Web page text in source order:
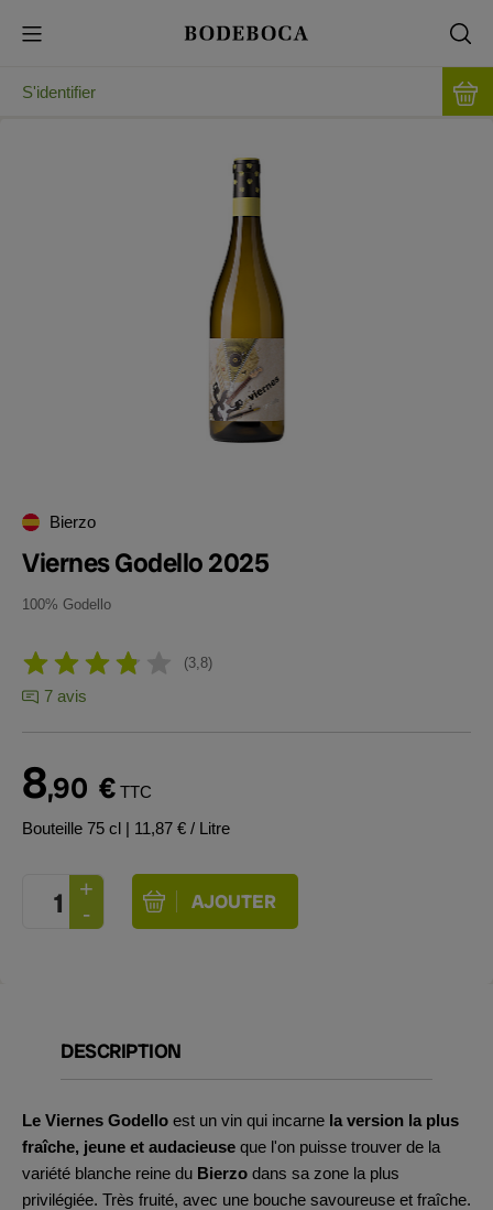
S'identifier
Bierzo
Viernes Godello 2025
100% Godello
3,8
7 avis
8,90 € TTC
Bouteille 75 cl | 11,87 € / Litre
DESCRIPTION
Le Viernes Godello est un vin qui incarne la version la plus
fraîche, jeune et audacieuse que l'on puisse trouver de la
variété blanche reine du Bierzo dans sa zone la plus
privilégiée. Très fruité, avec une bouche savoureuse et fraîche.